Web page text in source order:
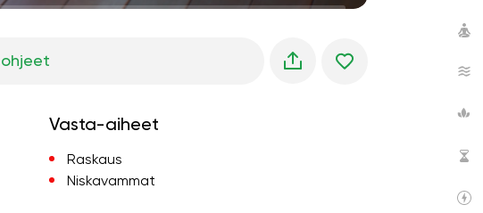
Vasta-aiheet
Raskaus
Niskavammat